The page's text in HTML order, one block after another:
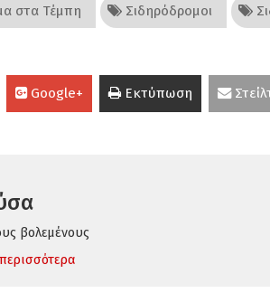
στα Τέμπη Σιδηρόδρομοι
Google+ Εκτύπωση
βολεμένους